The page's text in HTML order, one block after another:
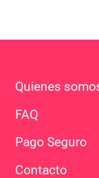
Quienes
FAQ
Pago Seguro
Contacto